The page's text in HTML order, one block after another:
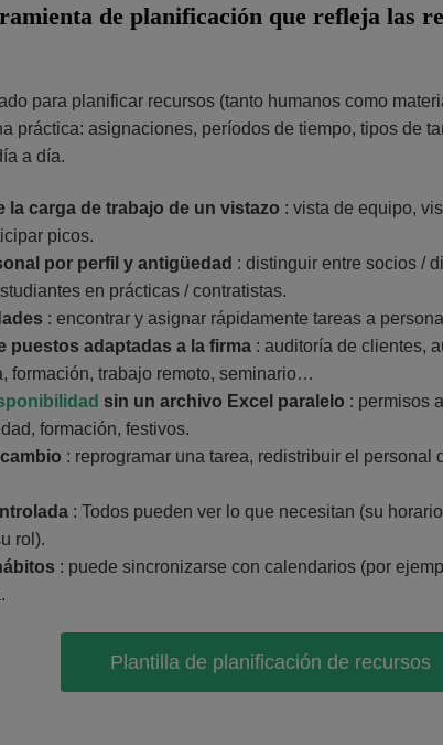
de planificación que refleja las
para planificar recursos (tanto humanos como
práctica: asignaciones, períodos de tiempo, tipos de
a día.
la carga de trabajo de un vistazo : vista de equipo,
picos.
por perfil y antigüedad : distinguir entre socios /
en prácticas / contratistas.
: encontrar y asignar rápidamente tareas a
puestos adaptadas a la firma : auditoría de clientes,
formación, trabajo remoto, seminario…
sin un archivo Excel paralelo : permisos
formación, festivos.
: reprogramar una tarea, redistribuir el personal
: Todos pueden ver lo que necesitan (su
rol).
: puede sincronizarse con calendarios (por
Plantilla de planificación de recursos